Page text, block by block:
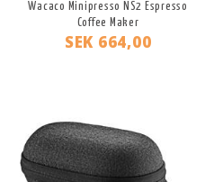
Wacaco Minipresso NS2 Espresso
Coffee Maker
SEK 664,00